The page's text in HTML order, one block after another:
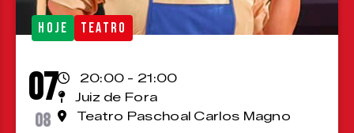
HOJE TEATRO
07
08
20:00 - 21:00
Juiz de Fora
Teatro Paschoal Carlos Magno